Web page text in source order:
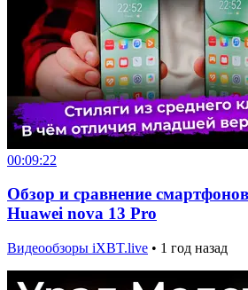
00:09:22
Обзор и сравнение
Huawei nova 13 Pro
Видеообзоры iXBT.live • 1 год назад